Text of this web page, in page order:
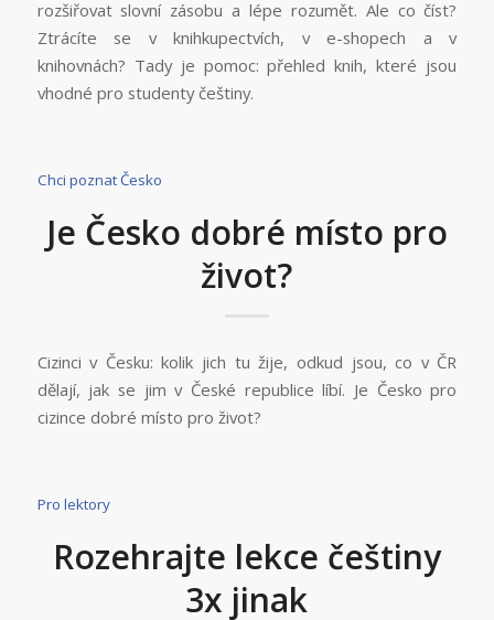
rozšiřovat slovní zásobu a lépe rozumět. Ale co číst?
Ztrácíte se v knihkupectvích, v e-shopech a v
knihovnách? Tady je pomoc: přehled knih, které jsou
vhodné pro studenty češtiny.
Chci poznat Česko
Je Česko dobré místo pro
život?
Cizinci v Česku: kolik jich tu žije, odkud jsou, co v ČR
dělají, jak se jim v České republice líbí. Je Česko pro
cizince dobré místo pro život?
Pro lektory
Rozehrajte lekce češtiny
3x jinak